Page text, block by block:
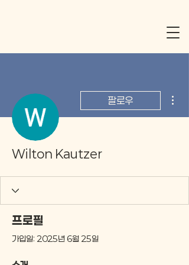
팔로우
Wilton Kautzer
프로필
가입일: 2025년 6월 25일